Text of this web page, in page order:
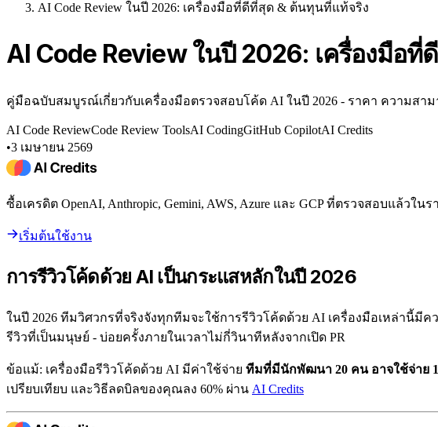
AI Code Review ในปี 2026: เครื่องมือที่ดีที่สุด & ต้นทุนที่แท้จริง
AI Code Review ในปี 2026: เครื่องมือ
คู่มือฉบับสมบูรณ์เกี่ยวกับเครื่องมือตรวจสอบโค้ด AI ในปี 2026 - ราคา ความสา
AI Code ReviewCode Review ToolsAI CodingGitHub CopilotAI Credits
•3 เมษายน 2569
ซื้อเครดิต OpenAI, Anthropic, Gemini, AWS, Azure และ GCP ที่ตรวจสอบแล้วใน
เริ่มต้นใช้งาน
การรีวิวโค้ดด้วย AI เป็นกระแสหลักในปี 2026
ในปี 2026 ทีมวิศวกรที่จริงจังทุกทีมจะใช้การรีวิวโค้ดด้วย AI เครื่องมือเหล่า
รีวิวที่เป็นมนุษย์ - บ่อยครั้งภายในเวลาไม่กี่วินาทีหลังจากเปิด PR
ข้อแม้: เครื่องมือรีวิวโค้ดด้วย AI มีค่าใช้จ่าย ทีมที่มีนักพัฒนา 20 คน อาจใช้จ่าย
เปรียบเทียบ และวิธีลดบิลของคุณลง 60% ผ่าน AI Credits